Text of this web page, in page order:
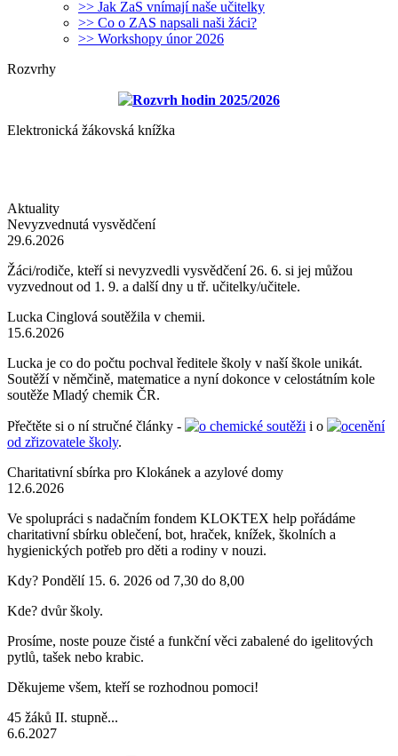
>> Jak ZaS vnímají naše učitelky
>> Co o ZAS napsali naši žáci?
>> Workshopy únor 2026
Rozvrhy
Rozvrh hodin 2025/2026
Elektronická žákovská knížka
Aktuality
Nevyzvednutá vysvědčení
29.6.2026
Žáci/rodiče, kteří si nevyzvedli vysvědčení 26. 6. si jej můžou
vyzvednout od 1. 9. a další dny u tř. učitelky/učitele.
Lucka Cinglová soutěžila v chemii.
15.6.2026
Lucka je co do počtu pochval ředitele školy v naší škole unikát.
Soutěží v němčině, matematice a nyní dokonce v celostátním kole
soutěže Mladý chemik ČR.
Přečtěte si o ní stručné články - o chemické soutěži i o
ocenění
od zřizovatele školy.
Charitativní sbírka pro Klokánek a azylové domy
12.6.2026
Ve spolupráci s nadačním fondem KLOKTEX help pořádáme
charitativní sbírku oblečení, bot, hraček, knížek, školních a
hygienických potřeb pro děti a rodiny v nouzi.
Kdy? Pondělí 15. 6. 2026 od 7,30 do 8,00
Kde? dvůr školy.
Prosíme, noste pouze čisté a funkční věci zabalené do igelitových
pytlů, tašek nebo krabic.
Děkujeme všem, kteří se rozhodnou pomoci!
45 žáků II. stupně...
6.6.2027